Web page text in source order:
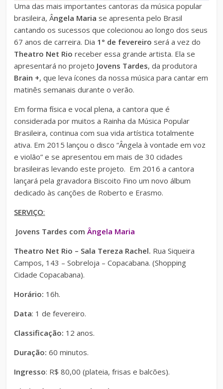
Uma das mais importantes cantoras da música popular
brasileira, Ângela Maria se apresenta pelo Brasil
cantando os sucessos que colecionou ao longo dos seus
67 anos de carreira. Dia 1° de fevereiro será a vez do
Theatro Net Rio receber essa grande artista. Ela se
apresentará no projeto Jovens Tardes, da produtora
Brain +, que leva ícones da nossa música para cantar em
matinês semanais durante o verão.
Em forma física e vocal plena, a cantora que é
considerada por muitos a Rainha da Música Popular
Brasileira, continua com sua vida artística totalmente
ativa. Em 2015 lançou o disco “Ângela à vontade em voz
e violão” e se apresentou em mais de 30 cidades
brasileiras levando este projeto. Em 2016 a cantora
lançará pela gravadora Biscoito Fino um novo álbum
dedicado às canções de Roberto e Erasmo.
SERVIÇO:
Jovens Tardes comÂngela Maria
Theatro Net Rio – Sala Tereza Rachel. Rua Siqueira
Campos, 143 – Sobreloja – Copacabana. (Shopping
Cidade Copacabana).
Horário: 16h.
Data: 1 de fevereiro.
Classificação: 12 anos.
Duração:60 minutos.
Ingresso: R$ 80,00 (plateia, frisas e balcões).